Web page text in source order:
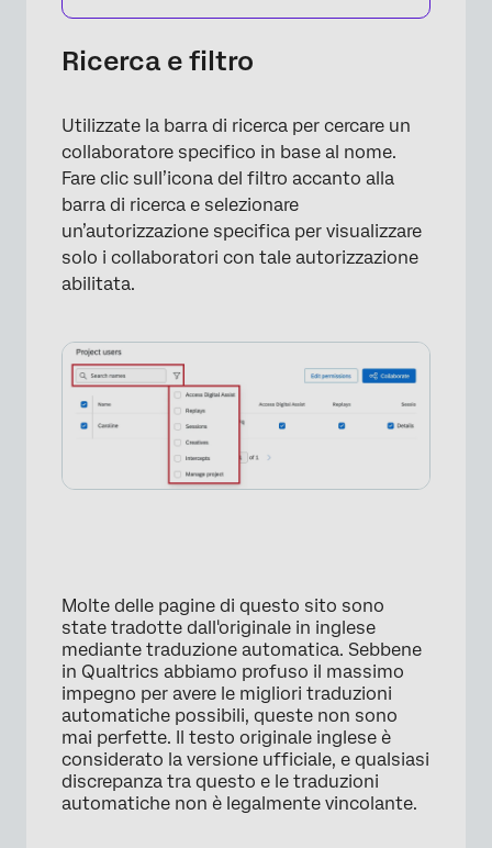
Ricerca e filtro
Utilizzate la barra di ricerca per cercare un
collaboratore specifico in base al nome.
Fare clic sull’icona del filtro accanto alla
barra di ricerca e selezionare
un’autorizzazione specifica per visualizzare
solo i collaboratori con tale autorizzazione
abilitata.
Molte delle pagine di questo sito sono
state tradotte dall'originale in inglese
mediante traduzione automatica. Sebbene
in Qualtrics abbiamo profuso il massimo
impegno per avere le migliori traduzioni
automatiche possibili, queste non sono
mai perfette. Il testo originale inglese è
considerato la versione ufficiale, e qualsiasi
discrepanza tra questo e le traduzioni
automatiche non è legalmente vincolante.